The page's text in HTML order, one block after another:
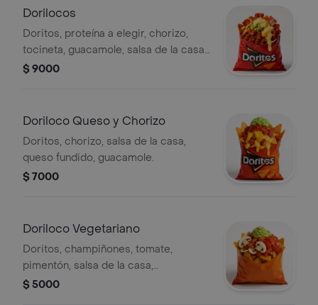
Dorilocos
Doritos, proteína a elegir, chorizo,
tocineta, guacamole, salsa de la casa
y queso fundido.
$ 9000
Doriloco Queso y Chorizo
Doritos, chorizo, salsa de la casa,
queso fundido, guacamole.
$ 7000
Doriloco Vegetariano
Doritos, champiñones, tomate,
pimentón, salsa de la casa,
guacamole.
$ 5000